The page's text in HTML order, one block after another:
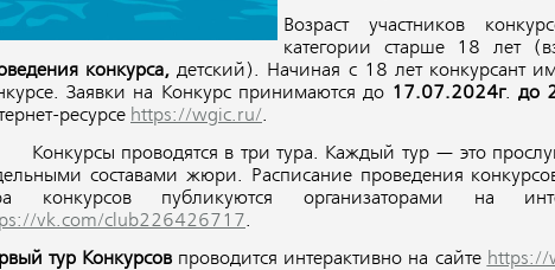
Возраст участников
категории старше 18 лет
конкурса, детский). Начиная с 18 лет конкурсант
Заявки на Конкурс принимаются до 17.07.2024г.до
ресурсе https://wgic.ru/.
проводятся в три тура. Каждый тур — это
составами жюри. Расписание проведения
конкурсов публикуются организаторами на
vk.com/club226426717.
тур Конкурсов проводится интерактивно на сайте https://